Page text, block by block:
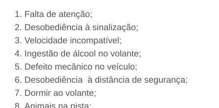
Falta de atenção;
Desobediência à sinalização;
Velocidade incompatível;
Ingestão de álcool no volante;
Defeito mecânico no veículo;
Desobediência à distância de segurança;
Dormir ao volante;